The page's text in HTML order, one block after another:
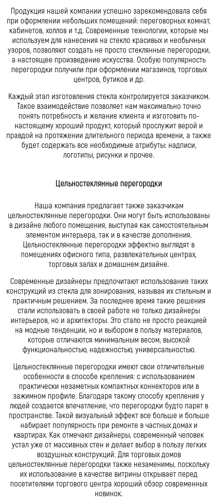
Продукция нашей компании успешно зарекомендовала себя
при оформлении небольших помещений: переговорных комнат,
кабинетов, холлов и т.д. Современные технологии, которые мы
используем для нанесения на стекло красивых и необычных
узоров, позволяют создать не просто стеклянные перегородки,
а настоящее произведение искусства. Особую популярность
перегородки получили при оформлении магазинов, торговых
центров, бутиков и др.
Каждый этап изготовления стекла контролируется заказчиком.
Такое взаимодействие позволяет нам максимально точно
понять потребность и желание клиента и изготовить по-
настоящему хороший продукт, который прослужит верой и
правдой на протяжении длительного периода времени, а также
будет содержать все необходимые атрибуты: надписи,
логотипы, рисунки и прочее.
Цельностеклянные перегородки
Наша компания предлагает также заказчикам
цельностеклянные перегородки. Они могут быть использованы
в дизайне любого помещения, выступая как самостоятельным
элементом интерьера, так и в качестве дополнения.
Цельностеклянные перегородки эффектно выглядят в
помещениях офисного типа, развлекательных центрах,
торговых залах и домашнем дизайне.
Современные дизайнеры предпочитают использование таких
конструкций из стекла для зонирования, называя их стильным и
практичным решением. За последнее время такие решения
стали использовать в своей работе не только дизайнеры
интерьеров, но и архитекторы. Это стало не просто реакцией
на модные тенденции, но и выбором в пользу материалов,
которые отличаются минимальным весом, высокой
функциональностью, надежностью, универсальностью.
Цельностеклянные перегородки имеют свои отличительные
особенности в способе крепления: с использованием
практически незаметных компактных коннекторов или в
зажимном профиле. Благодаря такому способу крепления у
людей создается впечатление, что перегородки будто парят в
пространстве. Такой визуальный эффект все больше и больше
набирает популярность при ремонте в частных домах и
квартирах. Как отмечают дизайнеры, современный человек
устал уже от массивных стен и делает выбор в пользу легких
воздушных конструкций. Для торговых домов
цельностеклянные перегородки также незаменимы, поскольку
их использование в качестве витрины открывает перед
посетителями торгового центра хороший обзор современных
новинок.